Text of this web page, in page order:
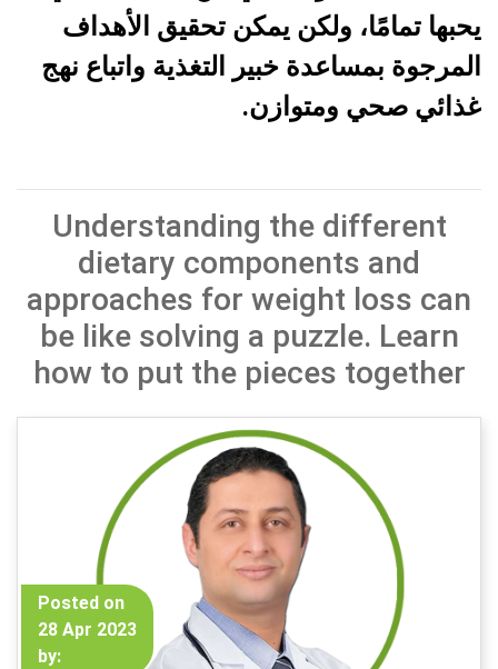
يحبها تمامًا، ولكن يمكن تحقيق الأهداف
المرجوة بمساعدة خبير التغذية واتباع نهج
غذائي صحي ومتوازن.
Understanding the different
dietary components and
approaches for weight loss can
be like solving a puzzle. Learn
how to put the pieces together
Posted on
28 Apr 2023
by: